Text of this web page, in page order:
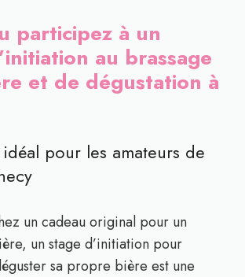
participez à un
au brassage
et de dégustation à
pour les amateurs de
un cadeau original pour un
un stage d’initiation pour
sa propre bière est une